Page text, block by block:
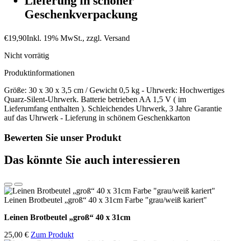
Geschenkverpackung
€19,90Inkl. 19% MwSt., zzgl. Versand
Nicht vorrätig
Produktinformationen
Größe: 30 x 30 x 3,5 cm / Gewicht 0,5 kg - Uhrwerk: Hochwertiges
Quarz-Silent-Uhrwerk. Batterie betrieben AA 1,5 V ( im
Lieferumfang enthalten ). Schleichendes Uhrwerk, 3 Jahre Garantie
auf das Uhrwerk - Lieferung in schönem Geschenkkarton
Bewerten Sie unser Produkt
Das könnte Sie auch interessieren
Leinen Brotbeutel „groß“ 40 x 31cm Farbe "grau/weiß kariert"
Leinen Brotbeutel „groß“ 40 x 31cm
25,00 € Zum Produkt